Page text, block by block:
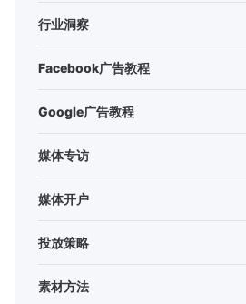
行业洞察
Facebook广告教程
Google广告教程
媒体专访
媒体开户
投放策略
素材方法